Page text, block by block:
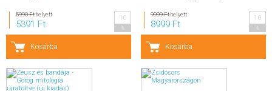
5990 Fthelyett
5391 Ft
10
Kosárba
9999 Fthelyett
8999 Ft
10
Kosárba